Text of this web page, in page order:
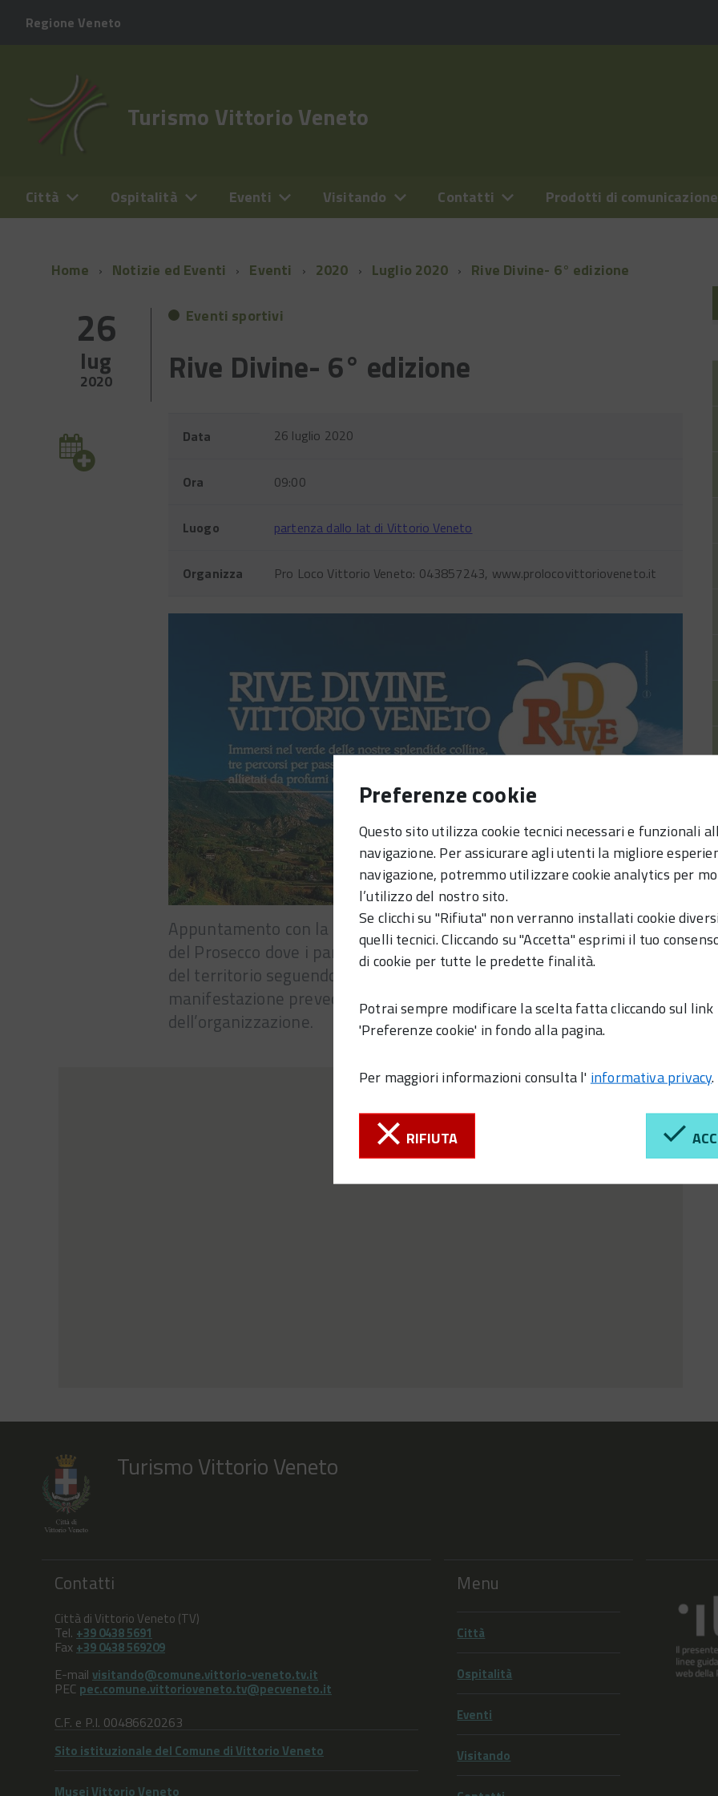
Preferenze cookie
Questo sito utilizza cookie tecnici necessari e funzionali
navigazione. Per assicurare agli utenti la migliore
navigazione, potremmo utilizzare cookie analytics per
l’utilizzo del nostro sito.
Se clicchi su "Rifiuta" non verranno installati cookie
quelli tecnici. Cliccando su "Accetta" esprimi il tuo
di cookie per tutte le predette finalità.
Potrai sempre modificare la scelta fatta cliccando sul link
'Preferenze cookie' in fondo alla pagina.
Per maggiori informazioni consulta l' informativa privacy.
RIFIUTA
Regione Veneto
Turismo Vittorio Veneto
Città Ospitalità Eventi Visitando Contatti Prodotti di comunicazione
Home Notizie ed Eventi Eventi 2020 Luglio 2020 Rive Divine- 6° edizione
26
lug
2020
Eventi sportivi
Rive Divine- 6° edizione
Evento
Nome Valore
Data 26 luglio 2020
Ora 09:00
Luogo partenza dallo Iat di Vittorio Veneto
Organizza Pro Loco Vittorio Veneto: 043857243, www.prolocovittorioveneto.it
Appuntamento con la 6^ edizione di Rive Divine: l'evento sulle colline
del Prosecco dove i partecipanti potranno degustare i prodotti tipici
del territorio seguendo percorsi immersi nel verde. La
manifestazione prevede due percorsi. Info e dettagli nel sito
dell’organizzazione.
Turismo Vittorio Veneto
Contatti
Città di Vittorio Veneto (TV)
Tel. +39 0438 5691
Fax +39 0438 569209
E-mail visitando@comune.vittorio-veneto.tv.it
PEC pec.comune.vittorioveneto.tv@pecveneto.it
C.F. e P.I. 00486620263
Sito istituzionale del Comune di Vittorio Veneto
Musei Vittorio Veneto
Menu
Città
Ospitalità
Eventi
Visitando